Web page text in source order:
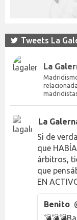
Tweets La
La
La
Si de
que
árbitros,
que
EN
Benito